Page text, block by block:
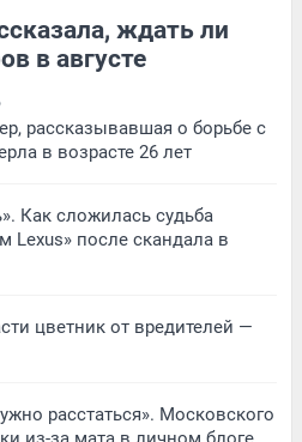
ждать ли
в августе
рассказывавшая о борьбе с
в возрасте 26 лет
Как сложилась судьба
Lexus» после скандала в
цветник от вредителей —
расстаться». Московского